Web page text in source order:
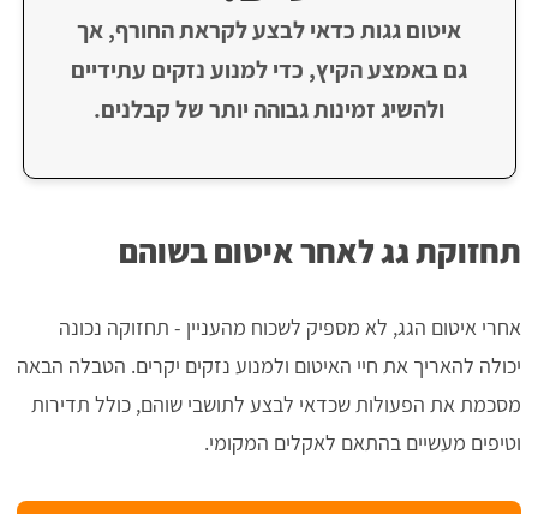
איטום גגות כדאי לבצע לקראת החורף, אך
גם באמצע הקיץ, כדי למנוע נזקים עתידיים
ולהשיג זמינות גבוהה יותר של קבלנים.
תחזוקת גג לאחר איטום בשוהם
אחרי איטום הגג, לא מספיק לשכוח מהעניין - תחזוקה נכונה
יכולה להאריך את חיי האיטום ולמנוע נזקים יקרים. הטבלה הבאה
מסכמת את הפעולות שכדאי לבצע לתושבי שוהם, כולל תדירות
וטיפים מעשיים בהתאם לאקלים המקומי.